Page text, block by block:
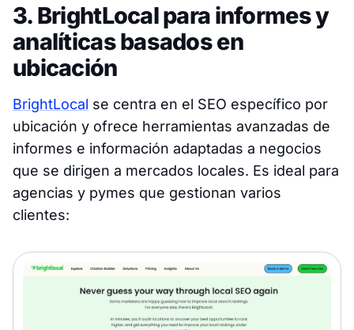
3. BrightLocal para informes y
analíticas basados en
ubicación
BrightLocal se centra en el SEO específico por
ubicación y ofrece herramientas avanzadas de
informes e información adaptadas a negocios
que se dirigen a mercados locales. Es ideal para
agencias y pymes que gestionan varios
clientes: